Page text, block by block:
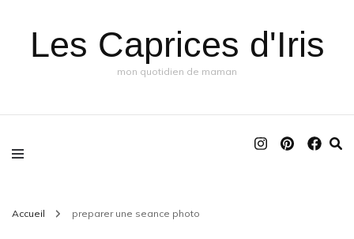
Les Caprices d'Iris
mon quotidien de maman
Accueil preparer une seance photo